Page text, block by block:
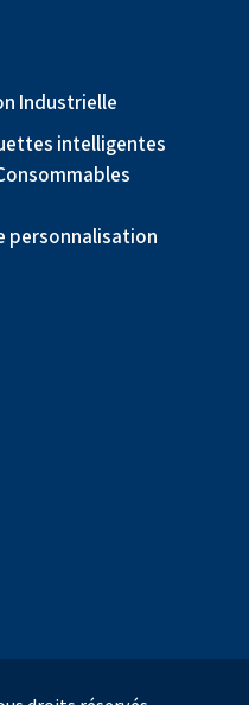
Industrielle
intelligentes
personnalisation